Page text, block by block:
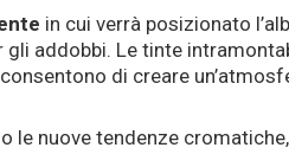
in cui verrà posizionato
gli addobbi. Le tinte
di creare
le nuove tendenze